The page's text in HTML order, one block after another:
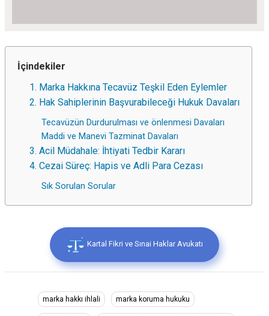
İçindekiler
1. Marka Hakkına Tecavüz Teşkil Eden Eylemler
2. Hak Sahiplerinin Başvurabileceği Hukuk Davaları
Tecavüzün Durdurulması ve önlenmesi Davaları
Maddi ve Manevi Tazminat Davaları
3. Acil Müdahale: İhtiyati Tedbir Kararı
4. Cezai Süreç: Hapis ve Adli Para Cezası
Sık Sorulan Sorular
Kartal Fikri ve Sınai Haklar Avukatı
marka hakkı ihlali marka koruma hukuku